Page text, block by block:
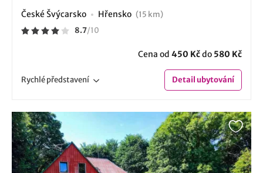
České Švýcarsko Hřensko (15 km)
8.7/10
Cena od 450 Kčdo 580 Kč
Rychlépředstavení Detailubytování